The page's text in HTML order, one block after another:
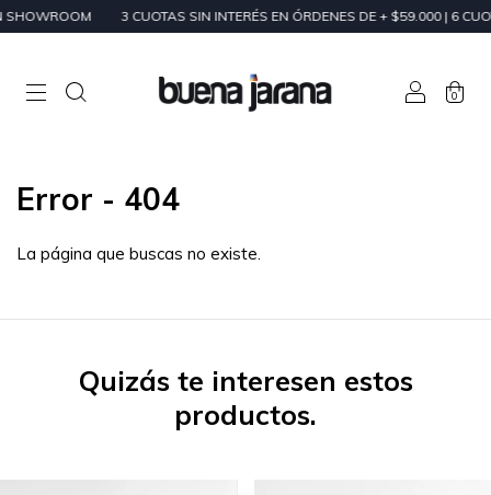
3 CUOTAS SIN INTERÉS EN ÓRDENES DE + $59.000 | 6
0
Error - 404
La página que buscas no existe.
Quizás te interesen estos
productos.